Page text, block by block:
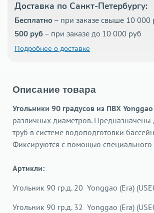
Доставка по Санкт-Петербургу:
Бесплатно – при заказе свыше 10 000
500 руб – при заказе до 10 000 руб
Подробнее о доставке
Описание товара
Угольники 90 градусов из ПВХ
различных диаметров. Предназначены
труб в системе водоподготовки
Фиксируются с помощью
Артикли:
Угольник 90 гр.д. 20 Yonggao (Era)
Угольник 90 гр.д. 32 Yonggao (Era)